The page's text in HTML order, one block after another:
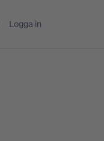
Logga in